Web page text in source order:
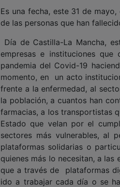
Es una fecha, este 31 de
de las personas que han
Día de Castilla-La Mancha,
empresas e instituciones
pandemia del Covid-19
momento, en un acto
frente a la enfermedad, al
la población, a cuantos han
farmacias, a los transportistas
Estado que velan por el
sectores más vulnerables, al
plataformas solidarias o
quienes más lo necesitan, a
que a través de plataformas
ido a trabajar cada día o se